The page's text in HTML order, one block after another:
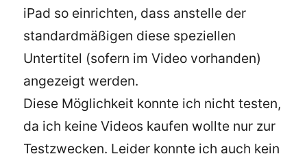
iPad so einrichten, dass anstelle der
standardmäßigen diese speziellen
Untertitel (sofern im Video vorhanden)
angezeigt werden.
Diese Möglichkeit konnte ich nicht testen,
da ich keine Videos kaufen wollte nur zur
Testzwecken. Leider konnte ich auch kein